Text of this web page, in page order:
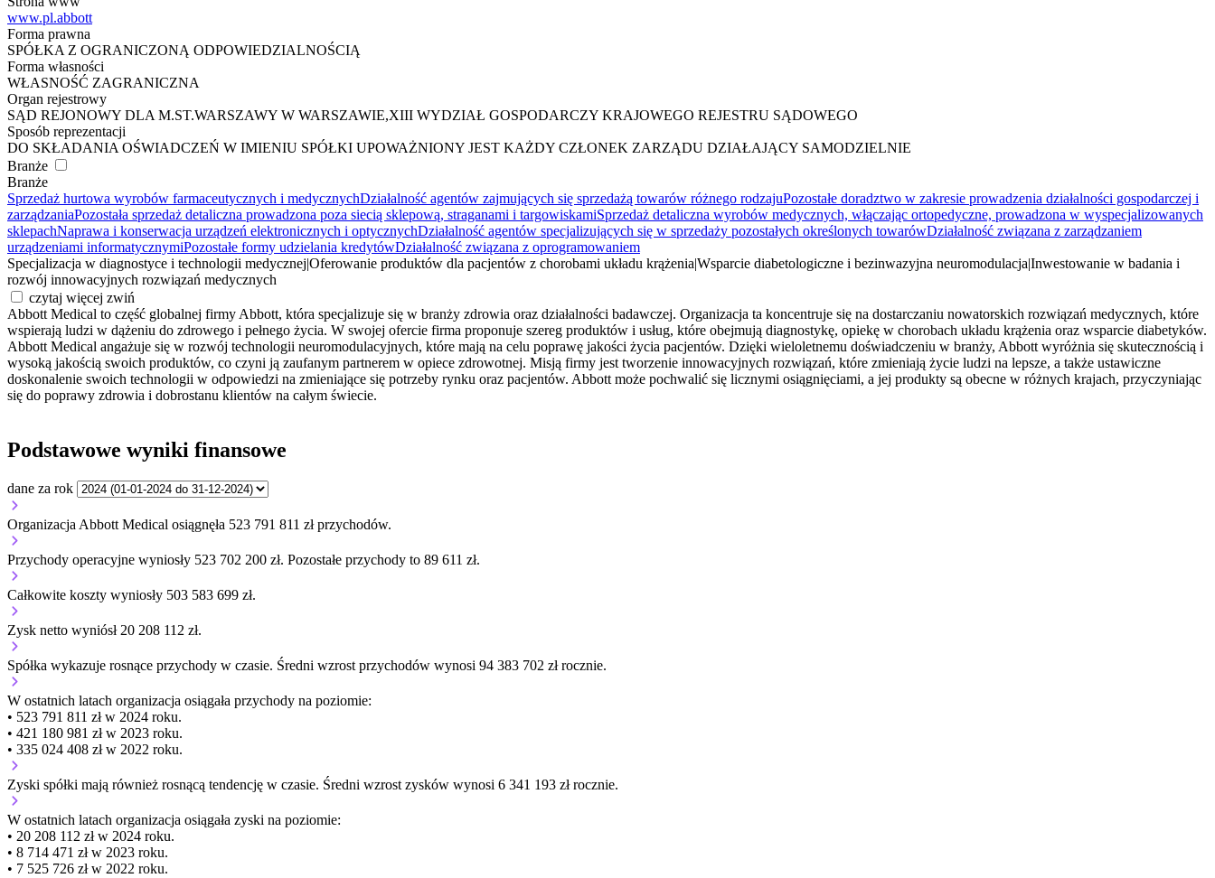
www.pl.abbott
Forma prawna
SPÓŁKA Z OGRANICZONĄ ODPOWIEDZIALNOŚCIĄ
Forma własności
WŁASNOŚĆ ZAGRANICZNA
Organ rejestrowy
SĄD REJONOWY DLA M.ST.WARSZAWY W WARSZAWIE,XIII WYDZIAŁ GOSPODARCZY KRAJOWEGO REJESTRU SĄDOWEGO
Sposób reprezentacji
DO SKŁADANIA OŚWIADCZEŃ W IMIENIU SPÓŁKI UPOWAŻNIONY JEST KAŻDY CZŁONEK ZARZĄDU DZIAŁAJĄCY SAMODZIELNIE
Branże
Branże
Sprzedaż hurtowa wyrobów farmaceutycznych i medycznychDziałalność agentów zajmujących się sprzedażą towarów różnego rodzajuPozostałe doradztwo w zakresie prowadzenia działalności gospodarczej i
zarządzaniaPozostała sprzedaż detaliczna prowadzona poza siecią sklepową, straganami i targowiskamiSprzedaż detaliczna wyrobów medycznych, włączając ortopedyczne, prowadzona w wyspecjalizowanych
sklepachNaprawa i konserwacja urządzeń elektronicznych i optycznychDziałalność agentów specjalizujących się w sprzedaży pozostałych określonych towarówDziałalność związana z zarządzaniem
urządzeniami informatycznymiPozostałe formy udzielania kredytówDziałalność związana z oprogramowaniem
Specjalizacja w diagnostyce i technologii medycznej Oferowanie produktów dla pacjentów z chorobami układu krążeniaWsparcie diabetologiczne i bezinwazyjna neuromodulacjaInwestowanie w badania i
rozwój innowacyjnych rozwiązań medycznych
czytaj więcej zwiń
Abbott Medical to część globalnej firmy Abbott, która specjalizuje się w branży zdrowia oraz działalności badawczej. Organizacja ta koncentruje się na dostarczaniu nowatorskich rozwiązań medycznych, które
wspierają ludzi w dążeniu do zdrowego i pełnego życia. W swojej ofercie firma proponuje szereg produktów i usług, które obejmują diagnostykę, opiekę w chorobach układu krążenia oraz wsparcie diabetyków.
Abbott Medical angażuje się w rozwój technologii neuromodulacyjnych, które mają na celu poprawę jakości życia pacjentów. Dzięki wieloletnemu doświadczeniu w branży, Abbott wyróżnia się skutecznością i
wysoką jakością swoich produktów, co czyni ją zaufanym partnerem w opiece zdrowotnej. Misją firmy jest tworzenie innowacyjnych rozwiązań, które zmieniają życie ludzi na lepsze, a także ustawiczne
doskonalenie swoich technologii w odpowiedzi na zmieniające się potrzeby rynku oraz pacjentów. Abbott może pochwalić się licznymi osiągnięciami, a jej produkty są obecne w różnych krajach, przyczyniając
się do poprawy zdrowia i dobrostanu klientów na całym świecie.
Podstawowe wyniki finansowe
dane za rok
Organizacja Abbott Medical osiągnęła 523 791 811 zł przychodów.
Przychody operacyjne wyniosły 523 702 200 zł. Pozostałe przychody to 89 611 zł.
Całkowite koszty wyniosły 503 583 699 zł.
Zysk netto wyniósł 20 208 112 zł.
Spółka wykazuje rosnące przychody w czasie. Średni wzrost przychodów wynosi 94 383 702 zł rocznie.
W ostatnich latach organizacja osiągała przychody na poziomie:
• 523 791 811 zł w 2024 roku.
• 421 180 981 zł w 2023 roku.
• 335 024 408 zł w 2022 roku.
Zyski spółki mają również rosnącą tendencję w czasie. Średni wzrost zysków wynosi 6 341 193 zł rocznie.
W ostatnich latach organizacja osiągała zyski na poziomie:
• 20 208 112 zł w 2024 roku.
• 8 714 471 zł w 2023 roku.
• 7 525 726 zł w 2022 roku.